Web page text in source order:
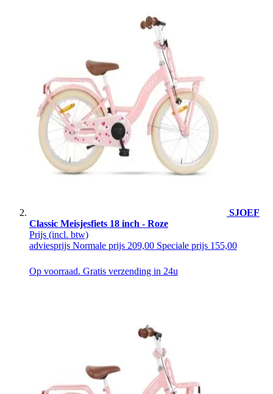
SJOEF
Classic Meisjesfiets 18 inch - Roze
Prijs (incl. btw)
adviesprijs Normale prijs 209,00 Speciale prijs 155,00
Op voorraad. Gratis verzending in 24u